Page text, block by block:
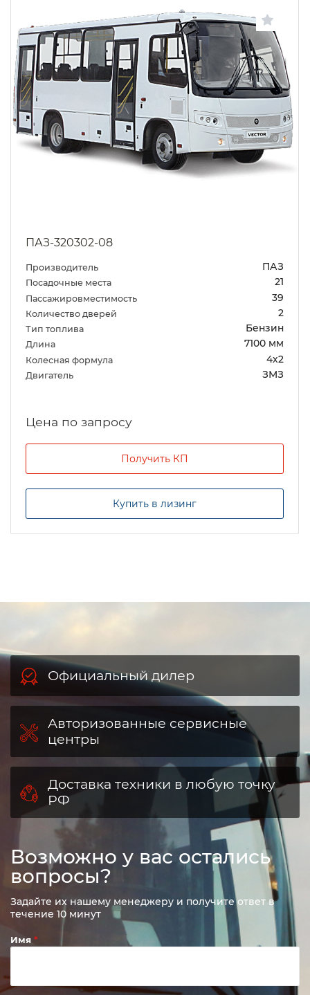
ПАЗ-320302-08
Производитель ПАЗ
Посадочные места 21
Пассажировместимость 39
Количество дверей 2
Тип топлива Бензин
Длина 7100 мм
Колесная формула 4х2
Двигатель ЗМЗ
Цена по запросу
Получить КП
Купить в лизинг
Официальный дилер
Авторизованные сервисные
центры
Доставка техники в любую точку
РФ
Возможно у вас остались
вопросы?
Задайте их нашему менеджеру и получите ответ в
течение 10 минут
Имя